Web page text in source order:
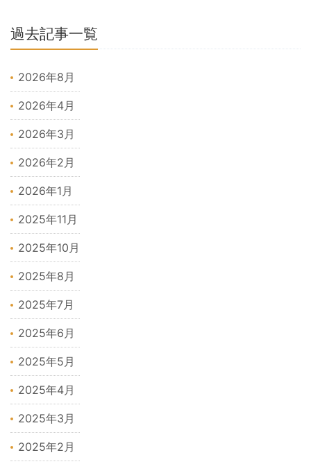
過去記事一覧
2026年8月
2026年4月
2026年3月
2026年2月
2026年1月
2025年11月
2025年10月
2025年8月
2025年7月
2025年6月
2025年5月
2025年4月
2025年3月
2025年2月